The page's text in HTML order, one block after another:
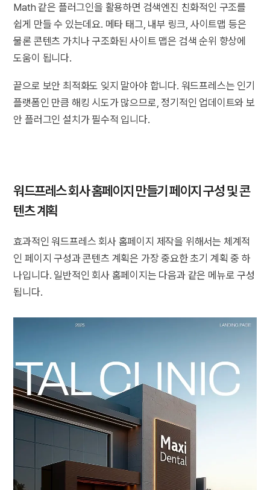
Math 같은 플러그인을 활용하면 검색엔진 친화적인 구조를
쉽게 만들 수 있는데요. 메타 태그, 내부 링크, 사이트맵 등은
물론 콘텐츠 가치나 구조화된 사이트 맵은 검색 순위 향상에
도움이 됩니다.
끝으로 보안 최적화도 잊지 말아야 합니다. 워드프레스는 인기
플랫폼인 만큼 해킹 시도가 많으므로, 정기적인 업데이트와 보
안 플러그인 설치가 필수적 입니다.
워드프레스 회사 홈페이지 만들기 페이지 구성 및 콘
텐츠 계획
효과적인 워드프레스 회사 홈페이지 제작을 위해서는 체계적
인 페이지 구성과 콘텐츠 계획은 가장 중요한 초기 계획 중 하
나입니다. 일반적인 회사 홈페이지는 다음과 같은 메뉴로 구성
됩니다.